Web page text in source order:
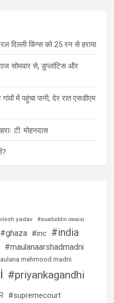
दिल्ली किंग्स को 25 रन से हराया
सोमवार से, डुप्लांटिस और
में पहुंचा पानी, देर रात एसडीएम
टी. मोहनदास
yadav #asaduddin owaisi
#ghaza #inc #india
#maulanaarshadmadni
mehmood madni
#priyankagandhi
#supremecourt